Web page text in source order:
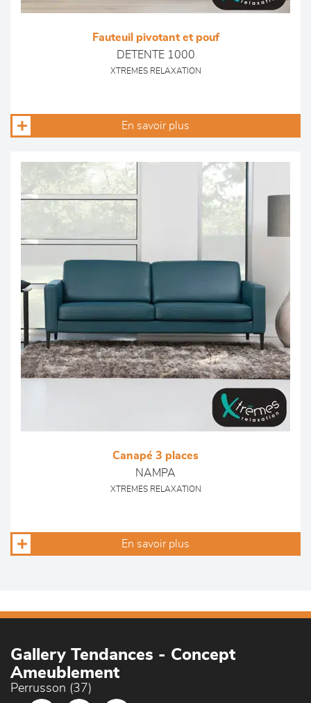
Fauteuil pivotant et pouf
DETENTE 1000
XTREMES RELAXATION
En savoir plus
Canapé 3 places
NAMPA
XTREMES RELAXATION
En savoir plus
Gallery Tendances - Concept
Ameublement
Perrusson (37)